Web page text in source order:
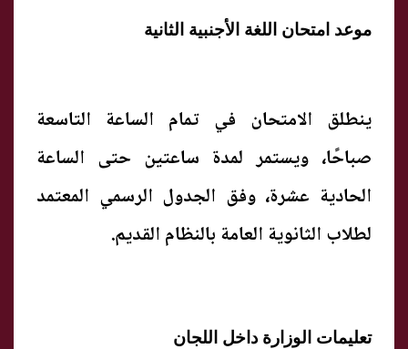
موعد امتحان اللغة الأجنبية الثانية
ينطلق الامتحان في تمام الساعة التاسعة
صباحًا، ويستمر لمدة ساعتين حتى الساعة
الحادية عشرة، وفق الجدول الرسمي المعتمد
لطلاب الثانوية العامة بالنظام القديم.
تعليمات الوزارة داخل اللجان